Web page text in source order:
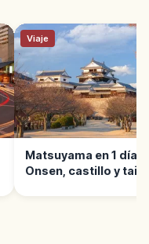
Viaje
Matsuyama en 1 día:
Onsen, castillo y